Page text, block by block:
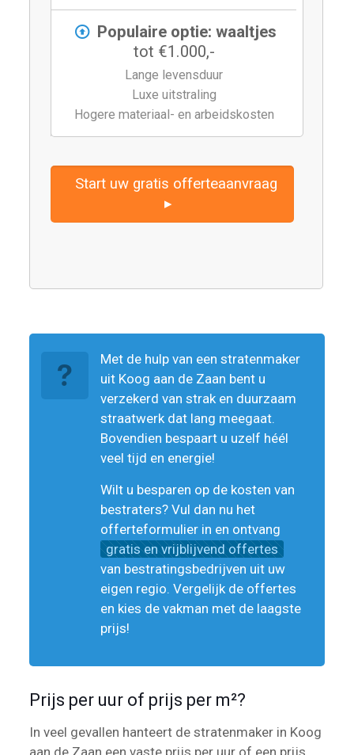
Populaire optie: waaltjes
tot €1.000,-
Lange levensduur
Luxe uitstraling
Hogere materiaal- en arbeidskosten
Start uw gratis offerteaanvraag
▸
Met de hulp van een stratenmaker
uit Koog aan de Zaan bent u
verzekerd van strak en duurzaam
straatwerk dat lang meegaat.
Bovendien bespaart u uzelf héél
veel tijd en energie!
Wilt u besparen op de kosten van
bestraters? Vul dan nu het
offerteformulier in en ontvang
gratis en vrijblijvend offertes
van bestratingsbedrijven uit uw
eigen regio. Vergelijk de offertes
en kies de vakman met de laagste
prijs!
Prijs per uur of prijs per m²?
In veel gevallen hanteert de stratenmaker in Koog